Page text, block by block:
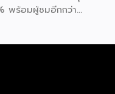
ขมันไม่ดี (LDL) 2.ด้าน
พร้อมผู้ชมอีกกว่า
ของอุตสาหกรรม
ทางธุรกิจมหาศาลให้กับผู้